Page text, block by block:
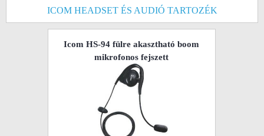
ICOM HEADSET ÉS AUDIÓ TARTOZÉK
Icom HS-94 fülre akasztható boom
mikrofonos fejszett